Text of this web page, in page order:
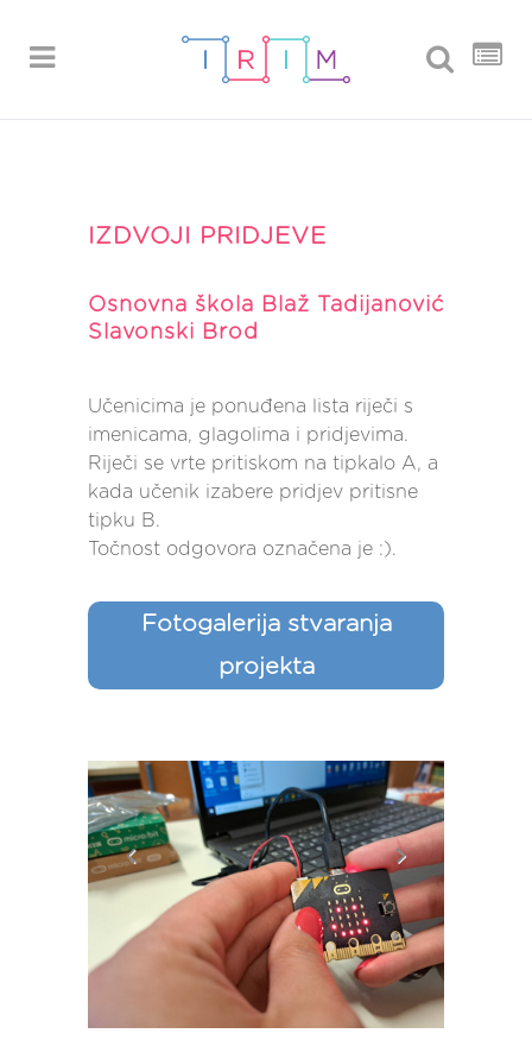
IZDVOJI PRIDJEVE
Osnovna škola Blaž Tadijanović
Slavonski Brod
Učenicima je ponuđena lista riječi s
imenicama, glagolima i pridjevima.
Riječi se vrte pritiskom na tipkalo A, a
kada učenik izabere pridjev pritisne
tipku B.
Točnost odgovora označena je :).
Fotogalerija stvaranja
projekta